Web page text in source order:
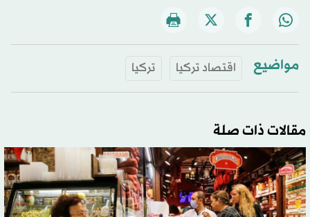
مواضيع اقتصاد تركيا تركيا
مقالات ذات صلة